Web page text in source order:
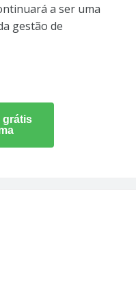
a ser uma
gestão de
grátis